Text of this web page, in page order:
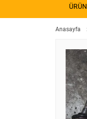
Anasayfa